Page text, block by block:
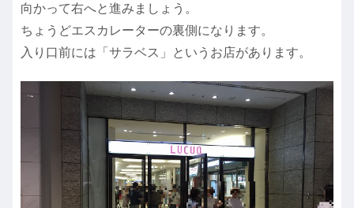
向かって右へと進みましょう。
ちょうどエスカレーターの裏側になります。
入り口前には「サラベス」というお店があります。